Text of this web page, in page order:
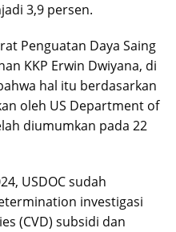
3,9 persen.
Penguatan Daya Saing
KKP Erwin Dwiyana, di
hal itu berdasarkan
oleh US Department of
diumumkan pada 22
USDOC sudah
investigasi
(CVD) subsidi dan